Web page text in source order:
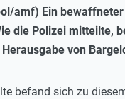
amf) Ein
die Polizei mitteilte,
von
befand sich zu